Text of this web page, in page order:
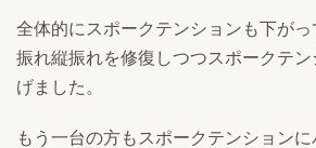
全体的にスポークテンションも下が
振れ縦振れを修復しつつスポークテ
げました。
もう一台の方もスポークテンション